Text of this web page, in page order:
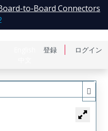
登録 ログイン
to-Board Connectors